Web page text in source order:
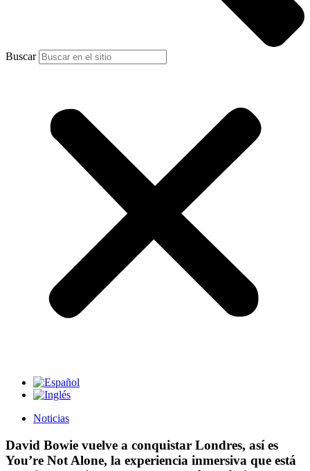
Buscar
Noticias
David Bowie vuelve a conquistar Londres, así es
You’re Not Alone, la experiencia inmersiva que está